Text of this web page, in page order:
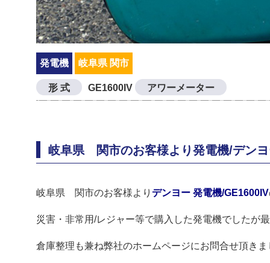
発電機 岐阜県 関市
形 式 GE1600IV アワーメーター
岐阜県 関市のお客様より発電機/デン
岐阜県 関市のお客様より デンヨー 発電機/GE1600IV
災害・非常用/レジャー等で購入した発電機でしたが
倉庫整理も兼ね弊社のホームページにお問合せ頂きま